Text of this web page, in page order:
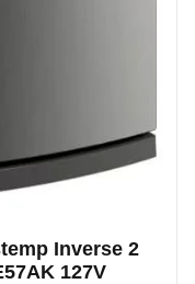
Inverse 2
127V